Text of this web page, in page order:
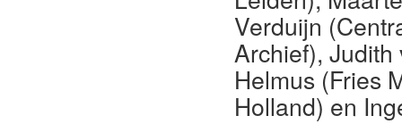
Verduijn
Archief),
Helmus (Fries
Holland) en